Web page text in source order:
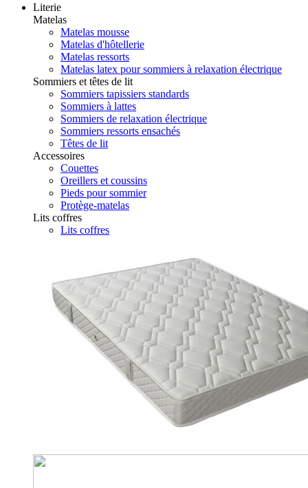
Literie
Matelas
Matelas mousse
Matelas d'hôtellerie
Matelas ressorts
Matelas latex pour sommiers à relaxation électrique
Sommiers et têtes de lit
Sommiers tapissiers standards
Sommiers à lattes
Sommiers de relaxation électrique
Sommiers ressorts ensachés
Têtes de lit
Accessoires
Couettes
Oreillers et coussins
Pieds pour sommier
Protège-matelas
Lits coffres
Lits coffres